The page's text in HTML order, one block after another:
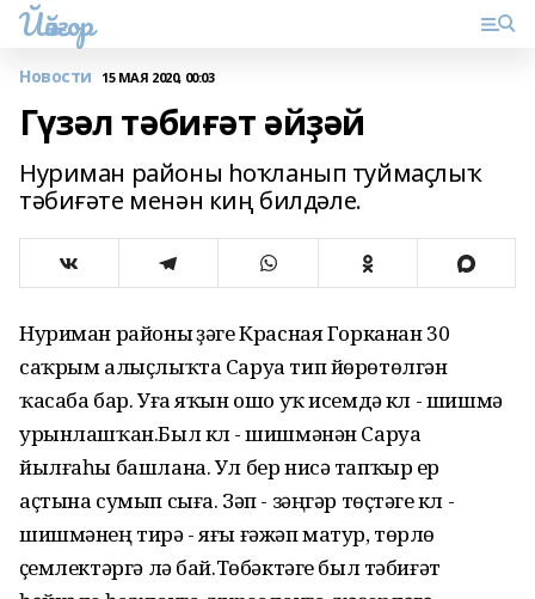
Йәйғор
Новости 15 МАЯ 2020, 00:03
Гүзәл тәбиғәт әйҙәй
Нуриман районы һоҡланып туймаҫлыҡ
тәбиғәте менән киң билдәле.
Нуриман районы үҙәге Красная Горканан 30
саҡрым алыҫлыҡта Саруа тип йөрөтөлгән
ҡасаба бар. Уға яҡын ошо уҡ исемдә күл - шишмә
урынлашҡан.Был күл - шишмәнән Саруа
йылғаһы башлана. Ул бер нисә тапҡыр ер
аҫтына сумып сыға. Зәп - зәңгәр төҫтәге күл -
шишмәнең тирә - яғы ғәжәп матур, төрлө
үҫемлектәргә лә бай.Төбәктәге был тәбиғәт